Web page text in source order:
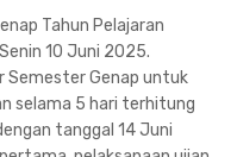
Tahun Pelajaran
10 Juni 2025.
Semester Genap untuk
selama 5 hari terhitung
tanggal 14 Juni